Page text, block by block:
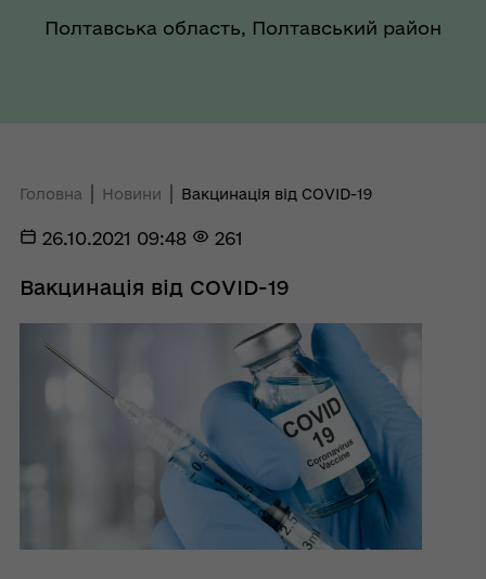
Полтавська область, Полтавський район
Головна Новини Вакцинація від СOVID-19
26.10.2021 09:48 261
Вакцинація від СOVID-19